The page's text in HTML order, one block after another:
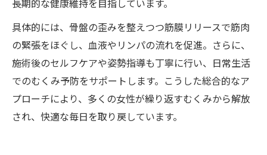
長期的な健康維持を目指しています。
具体的には、骨盤の歪みを整えつつ筋膜リリースで筋肉
の緊張をほぐし、血液やリンパの流れを促進。さらに、
施術後のセルフケアや姿勢指導も丁寧に行い、日常生活
でのむくみ予防をサポートします。こうした総合的なア
プローチにより、多くの女性が繰り返すむくみから解放
され、快適な毎日を取り戻しています。